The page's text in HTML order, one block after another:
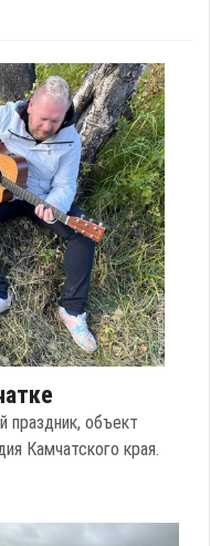
праздник, объект
Камчатского края.